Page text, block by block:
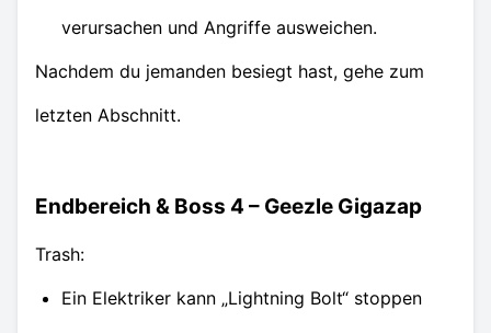
verursachen und Angriffe ausweichen.
Nachdem du jemanden besiegt hast, gehe zum
letzten Abschnitt.
Endbereich & Boss 4 – Geezle Gigazap
Trash:
Ein Elektriker kann „Lightning Bolt“ stoppen